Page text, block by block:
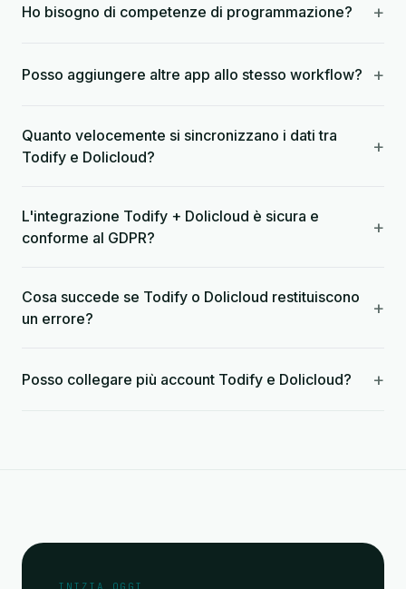
Ho bisogno di competenze di programmazione? +
Posso aggiungere altre app allo stesso workflow? +
Quanto velocemente si sincronizzano i dati tra
Todify e Dolicloud?
+
L'integrazione Todify + Dolicloud è sicura e
conforme al GDPR?
+
Cosa succede se Todify o Dolicloud restituiscono
un errore?
+
Posso collegare più account Todify e Dolicloud? +
INIZIA OGGI